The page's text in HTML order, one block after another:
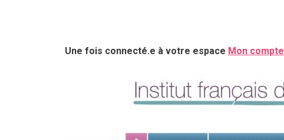
Une fois connecté.e à votre espace Mon compte